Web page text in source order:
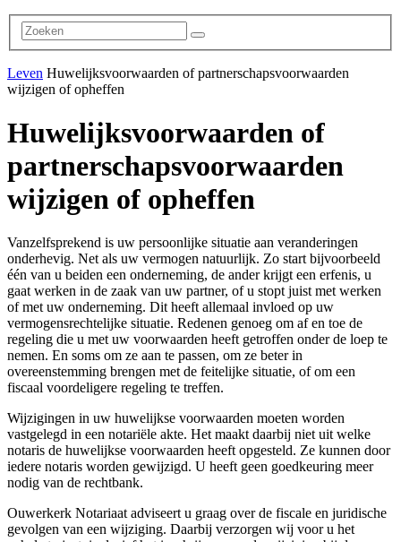
Leven Huwelijksvoorwaarden of partnerschapsvoorwaarden
wijzigen of opheffen
Huwelijksvoorwaarden of
partnerschapsvoorwaarden
wijzigen of opheffen
Vanzelfsprekend is uw persoonlijke situatie aan veranderingen
onderhevig. Net als uw vermogen natuurlijk. Zo start bijvoorbeeld
één van u beiden een onderneming, de ander krijgt een erfenis, u
gaat werken in de zaak van uw partner, of u stopt juist met werken
of met uw onderneming. Dit heeft allemaal invloed op uw
vermogensrechtelijke situatie. Redenen genoeg om af en toe de
regeling die u met uw voorwaarden heeft getroffen onder de loep te
nemen. En soms om ze aan te passen, om ze beter in
overeenstemming brengen met de feitelijke situatie, of om een
fiscaal voordeligere regeling te treffen.
Wijzigingen in uw huwelijkse voorwaarden moeten worden
vastgelegd in een notariële akte. Het maakt daarbij niet uit welke
notaris de huwelijkse voorwaarden heeft opgesteld. Ze kunnen door
iedere notaris worden gewijzigd. U heeft geen goedkeuring meer
nodig van de rechtbank.
Ouwerkerk Notariaat adviseert u graag over de fiscale en juridische
gevolgen van een wijziging. Daarbij verzorgen wij voor u het